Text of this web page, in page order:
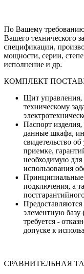
По Вашему
Вашего технического
спецификации,
мощности, серии,
исполнение и др.
КОМПЛЕКТ
Щит управления,
техническому
Паспорт
данные шкафа,
свидетельство
приемке,
необходимую для
использования
Принципиальные
подключения, а
элементную базу
требуется -
допуске к
СРАВНИТЕЛЬНАЯ